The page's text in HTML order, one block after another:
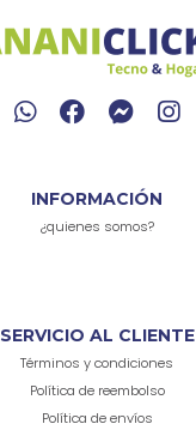
INFORMACIÓN
¿quienes somos?
SERVICIO AL CLIENTE
Términos y condiciones
Política de reembolso
Política de envíos